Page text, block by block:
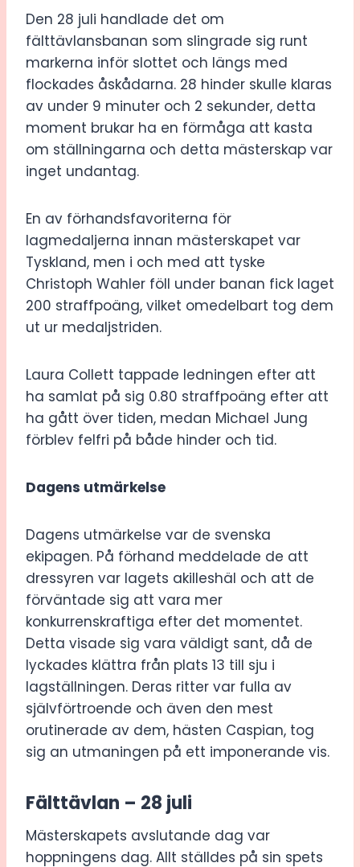
Den 28 juli handlade det om
fälttävlansbanan som slingrade sig runt
markerna inför slottet och längs med
flockades åskådarna. 28 hinder skulle klaras
av under 9 minuter och 2 sekunder, detta
moment brukar ha en förmåga att kasta
om ställningarna och detta mästerskap var
inget undantag.
En av förhandsfavoriterna för
lagmedaljerna innan mästerskapet var
Tyskland, men i och med att tyske
Christoph Wahler föll under banan fick laget
200 straffpoäng, vilket omedelbart tog dem
ut ur medaljstriden.
Laura Collett tappade ledningen efter att
ha samlat på sig 0.80 straffpoäng efter att
ha gått över tiden, medan Michael Jung
förblev felfri på både hinder och tid.
Dagens utmärkelse
Dagens utmärkelse var de svenska
ekipagen. På förhand meddelade de att
dressyren var lagets akilleshäl och att de
förväntade sig att vara mer
konkurrenskraftiga efter det momentet.
Detta visade sig vara väldigt sant, då de
lyckades klättra från plats 13 till sju i
lagställningen. Deras ritter var fulla av
självförtroende och även den mest
orutinerade av dem, hästen Caspian, tog
sig an utmaningen på ett imponerande vis.
Fälttävlan – 28 juli
Mästerskapets avslutande dag var
hoppningens dag. Allt ställdes på sin spets